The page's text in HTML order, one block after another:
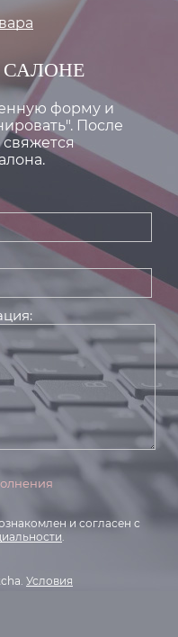
САЛОНЕ
форму и
После
и согласен с
.
Условия